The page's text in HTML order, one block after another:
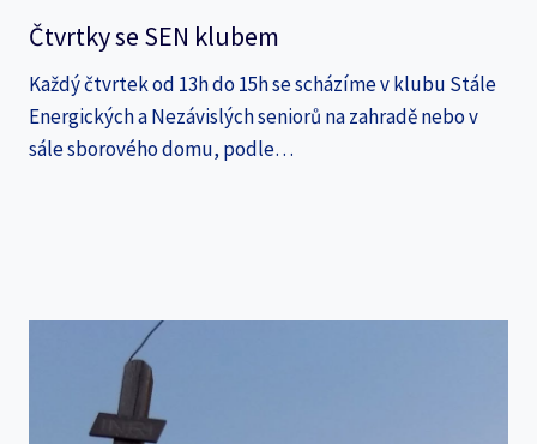
Čtvrtky se SEN klubem
Každý čtvrtek od 13h do 15h se scházíme v klubu Stále
Energických a Nezávislých seniorů na zahradě nebo v
sále sborového domu, podle…